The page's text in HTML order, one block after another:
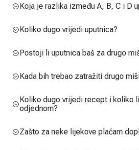
Koja je razlika između A, B, C i D
Koliko dugo vrijedi uputnica?
Postoji li uputnica baš za drugo
Kada bih trebao zatražiti drugo
Koliko dugo vrijedi recept i koliko
odjednom?
Zašto za neke lijekove plaćam